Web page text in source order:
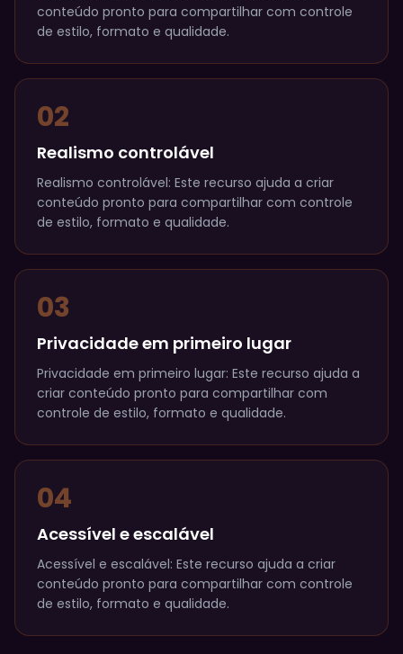
conteúdo pronto para compartilhar com controle
de estilo, formato e qualidade.
02
Realismo controlável
Realismo controlável: Este recurso ajuda a criar
conteúdo pronto para compartilhar com controle
de estilo, formato e qualidade.
03
Privacidade em primeiro lugar
Privacidade em primeiro lugar: Este recurso ajuda a
criar conteúdo pronto para compartilhar com
controle de estilo, formato e qualidade.
04
Acessível e escalável
Acessível e escalável: Este recurso ajuda a criar
conteúdo pronto para compartilhar com controle
de estilo, formato e qualidade.